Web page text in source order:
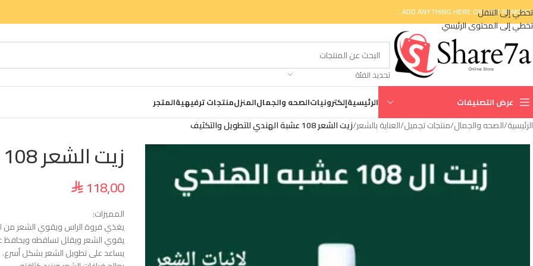
تخطي إلى التنقل
تخطي إلى المحتوى الرئيسي
ADD ANYTHING HERE OR JUST REMOVE
تحديد الفئة
عرض التصنيفات الرئيسيةإلكترونياتالصحه والجمالالمنزلمنتجات ترفيهيةالمتجر
الرئيسية/الصحه والجمال/منتجات تجميل/العناية بالشعر/زيت الشعر 108 عشبة الهندي للتطويل والتكثيف
زيت الشعر 108 عشبة الهندي للتطويل والتكثيف
⃁118,00
المميزات:
يغذي فروة الراس ويقوي الشعر من
يقوي الشعر ويقلل تساقطه ويحافظ
يساعد على تطويل الشعر بشكل أسرع.